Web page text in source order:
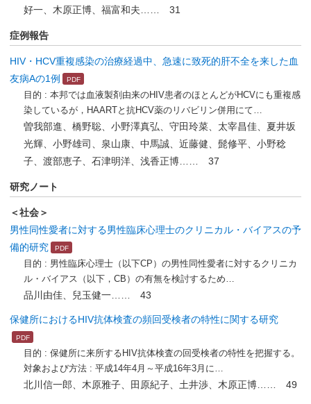
好一、木原正博、福富和夫…… 31
症例報告
HIV・HCV重複感染の治療経過中、急速に致死的肝不全を来した血
友病Aの1例
目的 : 本邦では血液製剤由来のHIV患者のほとんどがHCVにも重複感
染しているが，HAARTと抗HCV薬のリバビリン併用にて…
曽我部進、橋野聡、小野澤真弘、守田玲菜、太宰昌佳、夏井坂
光輝、小野雄司、泉山康、中馬誠、近藤健、髭修平、小野稔
子、渡部恵子、石津明洋、浅香正博…… 37
研究ノート
＜社会＞
男性同性愛者に対する男性臨床心理士のクリニカル・バイアスの予
備的研究
目的 : 男性臨床心理士（以下CP）の男性同性愛者に対するクリニカ
ル・バイアス（以下，CB）の有無を検討するため…
品川由佳、兒玉健一…… 43
保健所におけるHIV抗体検査の頻回受検者の特性に関する研究
目的 : 保健所に来所するHIV抗体検査の回受検者の特性を把握する。
対象および方法 : 平成14年4月～平成16年3月に…
北川信一郎、木原雅子、田原紀子、土井渉、木原正博…… 49